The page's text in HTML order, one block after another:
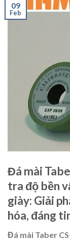
09
Feb
Đá mài
tra độ bền
giày: Giải
hóa, đáng
Đá mài Taber